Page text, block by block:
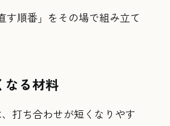
す順番」をその場で組み立て
なる材料
打ち合わせが短くなりやす